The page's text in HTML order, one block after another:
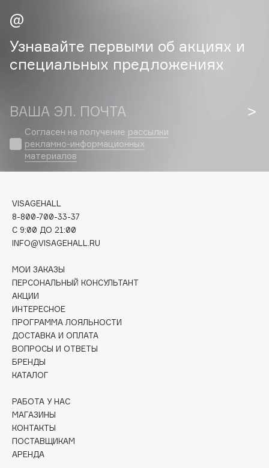
Cadence
Capelli Dorati
Carmex
Catrice
Cettua
Chupa Chups
Clarette
Clarins Precious
Clinique
Clive Christian
Consly
Corimo
CosRX
Crescina
Cunzite
D
Узнавайте первыми об акциях и
специальных предложениях
ВАША ЭЛ. ПОЧТА
Согласен на получение рассылки
рекламно-информационных
материалов
VISAGEHALL
8-800-700-33-37
C 9:00 ДО 21:00
INFO@VISAGEHALL.RU
МОИ ЗАКАЗЫ
ПЕРСОНАЛЬНЫЙ КОНСУЛЬТАНТ
АКЦИИ
ИНТЕРЕСНОЕ
ПРОГРАММА ЛОЯЛЬНОСТИ
ДОСТАВКА И ОПЛАТА
ВОПРОСЫ И ОТВЕТЫ
БРЕНДЫ
КАТАЛОГ
РАБОТА У НАС
МАГАЗИНЫ
КОНТАКТЫ
ПОСТАВЩИКАМ
АРЕНДА